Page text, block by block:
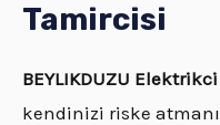
Tamircisi
BEYLIKDUZU
kendinizi riske